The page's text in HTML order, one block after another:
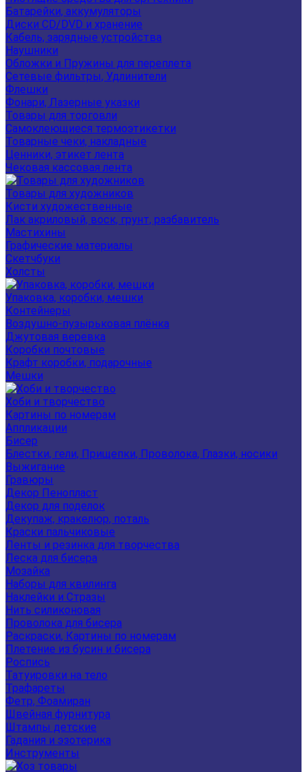
Батарейки, аккумуляторы
Диски CD/DVD и хранение
Кабель, зарядные устройства
Наушники
Обложки и Пружины для переплета
Сетевые фильтры, Удлинители
Флешки
Фонари, Лазерные указки
Товары для торговли
Самоклеющиеся термоэтикетки
Товарные чеки, накладные
Ценники, этикет лента
Чековая кассовая лента
Товары для художников
Кисти художественные
Лак акриловый, воск, грунт, разбавитель
Мастихины
Графические материалы
Скетчбуки
Холсты
Упаковка, коробки, мешки
Контейнеры
Воздушно-пузырьковая плёнка
Джутовая веревка
Коробки почтовые
Крафт коробки, подарочные
Мешки
Хоби и творчество
Картины по номерам
Аппликации
Бисер
Блестки, гели, Прищепки, Проволока, Глазки, носики
Выжигание
Гравюры
Декор Пенопласт
Декор для поделок
Декупаж, кракелюр, поталь
Краски пальчиковые
Ленты и резинка для творчества
Леска для бисера
Мозайка
Наборы для квилинга
Наклейки и Стразы
Нить силиконовая
Проволока для бисера
Раскраски, Картины по номерам
Плетение из бусин и бисера
Роспись
Татуировки на тело
Трафареты
Фетр, Фоамиран
Швейная фурнитура
Штампы детские
Гадания и эзотерика
Инструменты